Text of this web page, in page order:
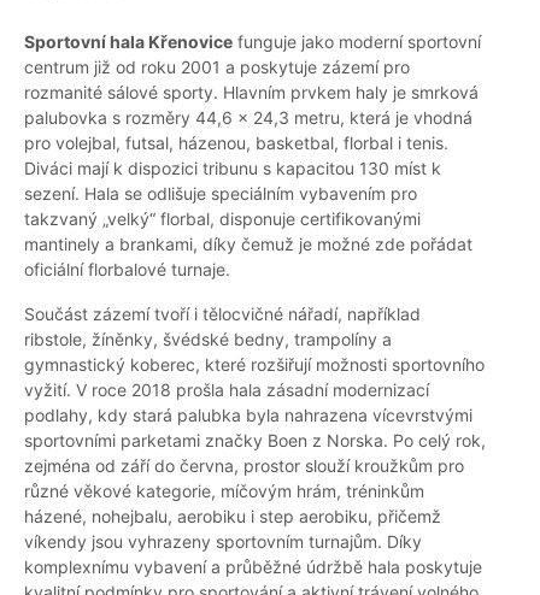
Sportovní hala Křenovice funguje jako moderní sportovní
centrum již od roku 2001 a poskytuje zázemí pro
rozmanité sálové sporty. Hlavním prvkem haly je smrková
palubovka s rozměry 44,6 x 24,3 metru, která je vhodná
pro volejbal, futsal, házenou, basketbal, florbal i tenis.
Diváci mají k dispozici tribunu s kapacitou 130 míst k
sezení. Hala se odlišuje speciálním vybavením pro
takzvaný „velký“ florbal, disponuje certifikovanými
mantinely a brankami, díky čemuž je možné zde pořádat
oficiální florbalové turnaje.
Součást zázemí tvoří i tělocvičné nářadí, například
ribstole, žíněnky, švédské bedny, trampolíny a
gymnastický koberec, které rozšiřují možnosti sportovního
vyžití. V roce 2018 prošla hala zásadní modernizací
podlahy, kdy stará palubka byla nahrazena vícevrstvými
sportovními parketami značky Boen z Norska. Po celý rok,
zejména od září do června, prostor slouží kroužkům pro
různé věkové kategorie, míčovým hrám, tréninkům
házené, nohejbalu, aerobiku i step aerobiku, přičemž
víkendy jsou vyhrazeny sportovním turnajům. Díky
komplexnímu vybavení a průběžné údržbě hala poskytuje